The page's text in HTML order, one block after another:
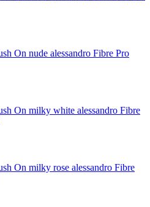
alessandro Fibre Pro
alessandro Fibre
alessandro Fibre